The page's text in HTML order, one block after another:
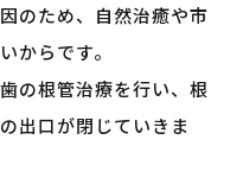
のため、自然治癒や市
からです。
の根管治療を行い、根
出口が閉じていきま